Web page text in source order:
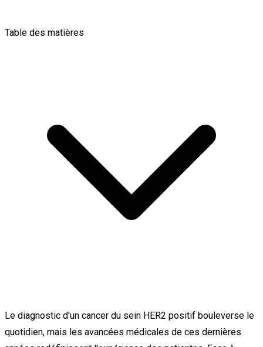
Table des matières
Le diagnostic d'un cancer du sein HER2 positif bouleverse le
quotidien, mais les avancées médicales de ces dernières